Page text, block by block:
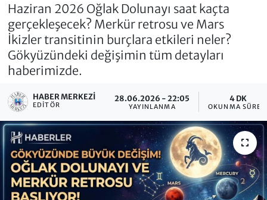
Haziran 2026 Oğlak Dolunayı saat kaçta
gerçekleşecek? Merkür retrosu ve Mars
İkizler transitinin burçlara etkileri neler?
Gökyüzündeki değişimin tüm detayları
haberimizde.
HABER MERKEZI
EDITÖR
28.06.2026 - 22:05
YAYINLANMA
4 DK
OKUNMA